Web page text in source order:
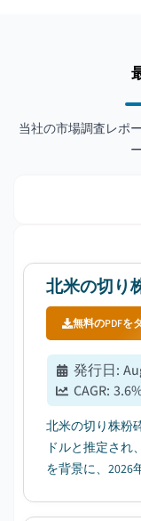
当社の市場調査レポ
北米の切り
無料のPDFを
発行日:
CAGR: 3.6
北米の切り株粉
ドルと推定され
を背景に、2026